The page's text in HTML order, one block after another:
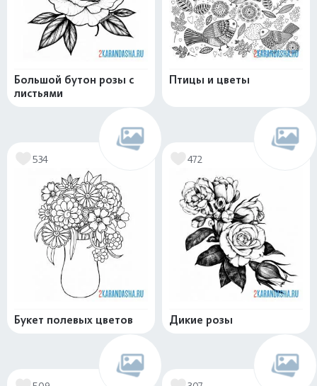
Большой бутон розы с
листьями
Птицы и цветы
534
Букет полевых цветов
472
Дикие розы